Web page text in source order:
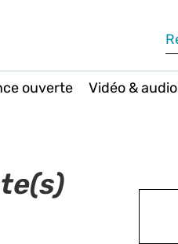
ouverte Vidéo & audio